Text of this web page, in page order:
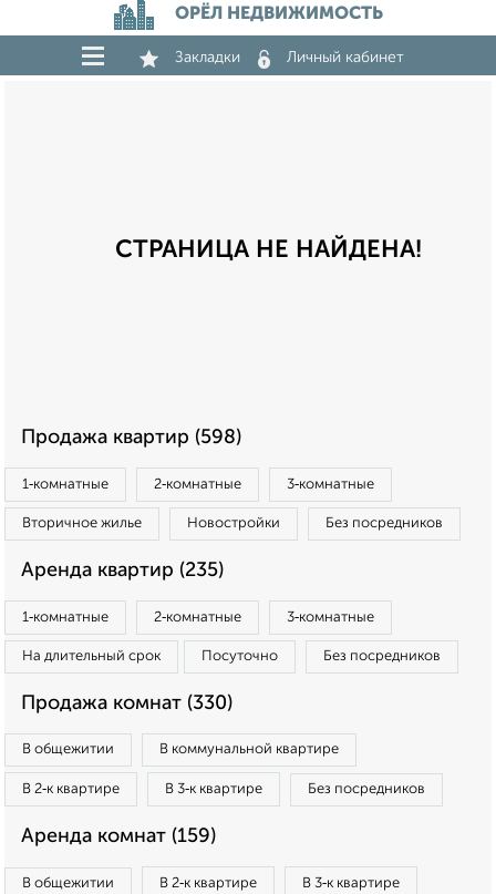
ОРЁЛ НЕДВИЖИМОСТЬ
Закладки Личный кабинет
СТРАНИЦА НЕ НАЙДЕНА!
Продажа квартир (598)
1‑комнатные 2‑комнатные 3‑комнатные
Вторичное жилье Новостройки Без посредников
Аренда квартир (235)
1‑комнатные 2‑комнатные 3‑комнатные
На длительный срок Посуточно Без посредников
Продажа комнат (330)
В общежитии В коммунальной квартире
В 2‑к квартире В 3‑к квартире Без посредников
Аренда комнат (159)
В общежитии В 2‑к квартире В 3‑к квартире